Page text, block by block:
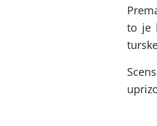
to je